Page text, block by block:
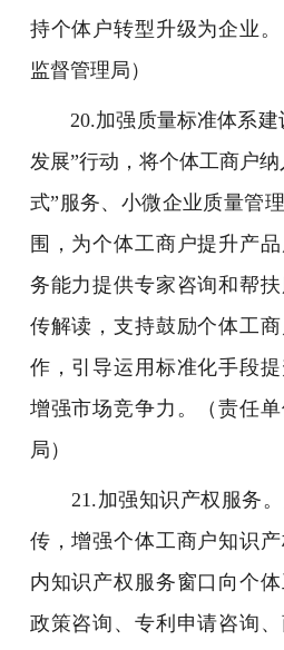
持个体户转型升级为企业
监督管理局）
20.加强质量标准体系建
发展”行动，将个体工商户
式”服务、小微企业质量管
围，为个体工商户提升产
务能力提供专家咨询和帮
传解读，支持鼓励个体工
作，引导运用标准化手段
增强市场竞争力。（责任
局）
21.加强知识产权服务。
传，增强个体工商户知识
内知识产权服务窗口向个
政策咨询、专利申请咨询